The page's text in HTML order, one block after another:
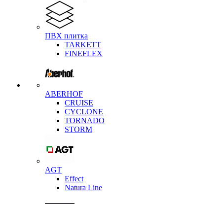
ПВХ плитка
TARKETT
FINEFLEX
ABERHOF
CRUISE
CYCLONE
TORNADO
STORM
AGT
Effect
Natura Line